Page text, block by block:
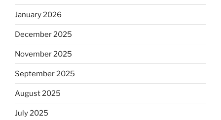
January 2026
December 2025
November 2025
September 2025
August 2025
July 2025